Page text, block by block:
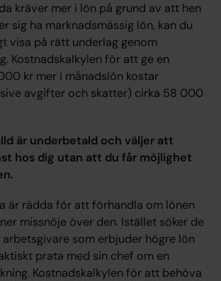
kräver mer i lön på grund av att hen
sig ha marknadsmässig lön, kan du
visa på rätt underlag genom
Kostnadskalkylen för att ge en
kr mer i månadslön kostar
avgifter och skatter) cirka 58 000
är underbetald och väljer att
hos dig utan att du får möjlighet
är rädda för att förhandla om lönen
missnöje över den. Istället söker de
arbetsgivare som erbjuder högre lön
prata med sin chef om en
Kostnadskalkylen för att behöva